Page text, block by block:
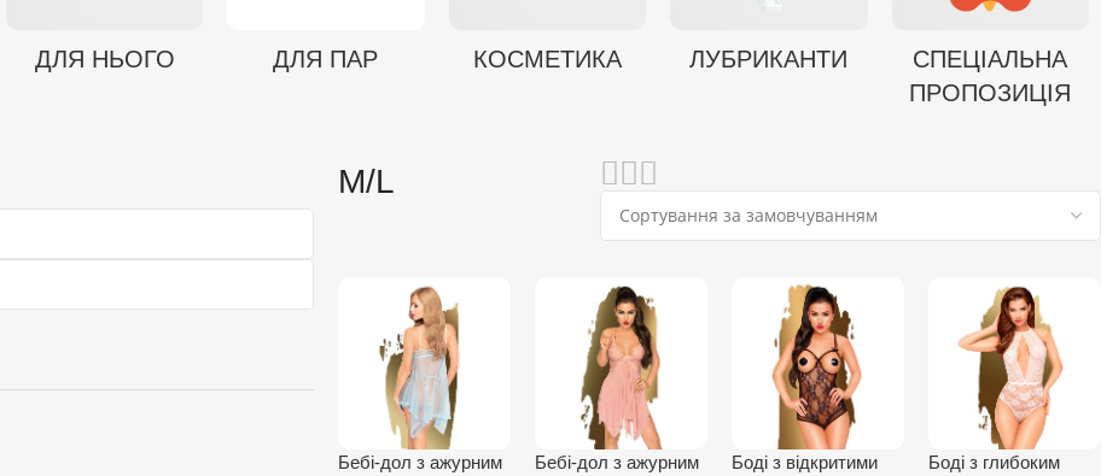
ДЛЯ НЬОГО ДЛЯ ПАР КОСМЕТИКА ЛУБРИКАНТИ
СПЕЦІАЛЬНА
ПРОПОЗИЦІЯ
M/L
Бебі-дол з ажурним
Бебі-дол з ажурним
Боді з відкритими
Боді з глибоким